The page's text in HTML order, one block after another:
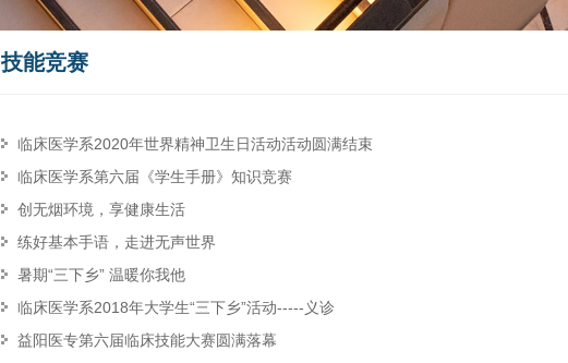
技能竞赛
临床医学系2020年世界精神卫生日活动活动圆满结束
临床医学系第六届《学生手册》知识竞赛
创无烟环境，享健康生活
练好基本手语，走进无声世界
暑期“三下乡” 温暖你我他
临床医学系2018年大学生“三下乡”活动-----义诊
益阳医专第六届临床技能大赛圆满落幕